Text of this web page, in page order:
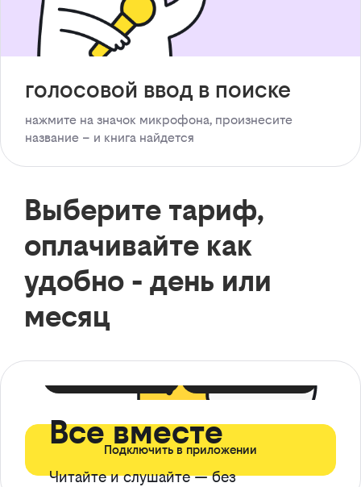
голосовой ввод в поиске
нажмите на значок микрофона, произнесите
название – и книга найдется
Выберите тариф,
оплачивайте как
удобно - день или
месяц
Все вместе
Читайте и слушайте — без
Подключить в приложении